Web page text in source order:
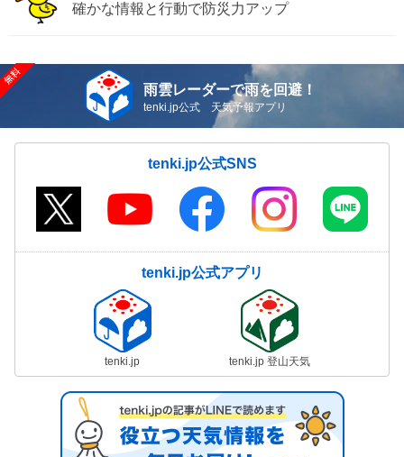
確かな情報と行動で防災力アップ
雨雲レーダーで雨を回避！
tenki.jp公式 天気予報アプリ
tenki.jp公式SNS
tenki.jp公式アプリ
tenki.jp tenki.jp 登山天気